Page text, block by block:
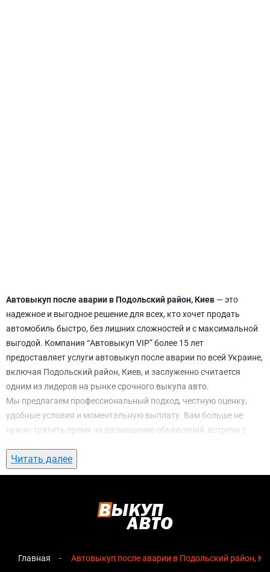
Автовыкуп после аварии в Подольский район, Киев — это
надежное и выгодное решение для всех, кто хочет продать
автомобиль быстро, без лишних сложностей и с максимальной
выгодой. Компания “Автовыкуп VIP” более 15 лет
предоставляет услуги автовыкуп после аварии по всей Украине,
включая Подольский район, Киев, и заслуженно считается
одним из лидеров на рынке срочного выкупа авто.
Мы предлагаем профессиональный подход, честную оценку,
удобные условия и моментальную выплату. Вам больше не
нужно тратить время на размещение объявлений, встречи с
ожидание. С нами вы можете
Подольский район, Киеввсего за 1 день.
автовыкуп после аварии в Подольский
Мгновенная оценка— предварительная стоимость
Читать далее
Главная Автовыкуп после аварии в Подольский район,